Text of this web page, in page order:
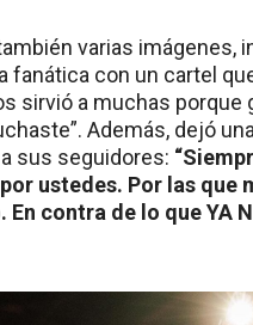
varias imágenes,
fanática con un cartel
sirvió a muchas porque
Además, dejó
sus seguidores:
ustedes. Por las que
En contra de lo que YA